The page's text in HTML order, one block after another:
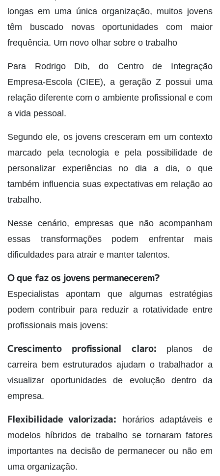
longas em uma única organização, muitos jovens
têm buscado novas oportunidades com maior
frequência. Um novo olhar sobre o trabalho
Para Rodrigo Dib, do Centro de Integração
Empresa-Escola (CIEE), a geração Z possui uma
relação diferente com o ambiente profissional e com
a vida pessoal.
Segundo ele, os jovens cresceram em um contexto
marcado pela tecnologia e pela possibilidade de
personalizar experiências no dia a dia, o que
também influencia suas expectativas em relação ao
trabalho.
Nesse cenário, empresas que não acompanham
essas transformações podem enfrentar mais
dificuldades para atrair e manter talentos.
O que faz os jovens permanecerem?
Especialistas apontam que algumas estratégias
podem contribuir para reduzir a rotatividade entre
profissionais mais jovens:
Crescimento profissional claro: planos de
carreira bem estruturados ajudam o trabalhador a
visualizar oportunidades de evolução dentro da
empresa.
Flexibilidade valorizada: horários adaptáveis e
modelos híbridos de trabalho se tornaram fatores
importantes na decisão de permanecer ou não em
uma organização.